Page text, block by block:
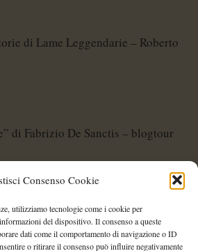
Consenso Cookie
utilizziamo tecnologie come i cookie per
del dispositivo. Il consenso a queste
dati come il comportamento di navigazione o ID
o ritirare il consenso può influire negativamente
di Lame Leggendarie – Roberto
di Fabrizio De Sanctis – blogtour
di Lame Leggendarie